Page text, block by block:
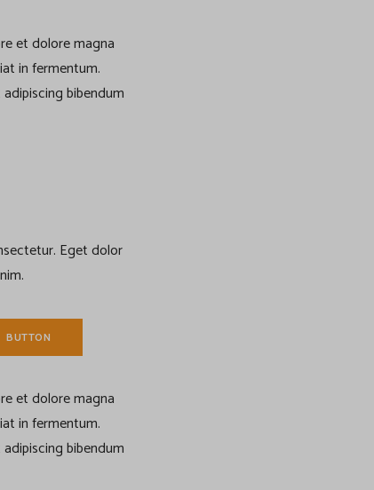
et dolore magna
in fermentum.
bibendum
Eget dolor
BUTTON
et dolore magna
in fermentum.
bibendum